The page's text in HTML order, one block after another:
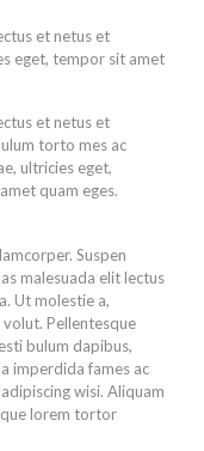
et netus et
eget, tempor sit amet
et netus et
torto mes ac
ultricies eget,
quam eges.
Suspen
malesuada elit lectus
Ut molestie a,
Pellentesque
bulum dapibus,
imperdida fames ac
wisi. Aliquam
lorem tortor